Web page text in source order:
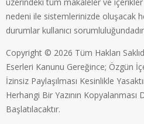
nedeni ile sistemlerinizde oluşacak
durumlar kullanıcı
Copyright © 2026 Tüm Hakları
Eserleri Kanunu Gereğince; Özgün
İzinsiz Paylaşılması Kesinlikle
Herhangi Bir Yazının
Başlatılacaktır.